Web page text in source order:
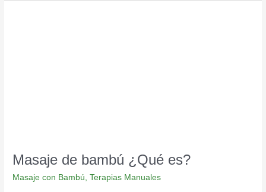
Masaje de bambú ¿Qué es?
Masaje con Bambú ,Terapias Manuales